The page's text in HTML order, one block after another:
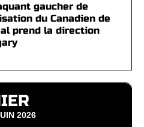
gaucher de
du Canadien de
prend la direction
2026